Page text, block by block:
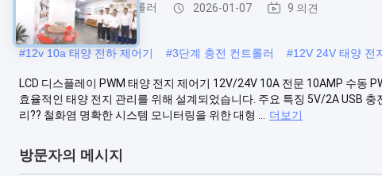
PWM 태양 충전 컨트롤러 2026-01-07 9 의견
#12v 10a 태양 전하 제어기 #3단계 충전 컨트롤러 #12V 24V 태양 전
LCD 디스플레이 PWM 태양 전지 제어기 12V/24V 10A 전문 10AMP 수동
효율적인 태양 전지 관리를 위해 설계되었습니다. 주요 특징 5V/2A USB
리?? 철화염 명확한 시스템 모니터링을 위한 대형 ...
더보기
방문자의 메시지